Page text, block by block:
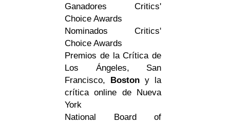
Ganadores Critics'
Choice Awards
Nominados Critics'
Choice Awards
Premios de la Crítica de
Los Ángeles, San
Francisco,
Boston y la
crítica online de Nueva
York
National Board of